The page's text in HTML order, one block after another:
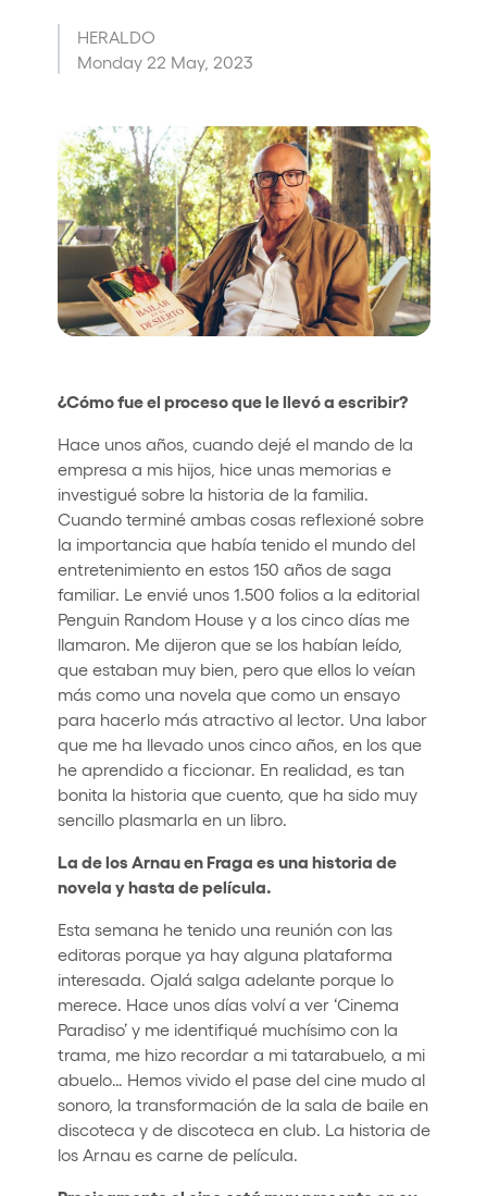
Who we are
Do you want to work with us?
Follow us on tiktok
Follow us on facebook
Follow us on instagram
Follow us on twitter
Follow us on linkedin
Follow us on youtube
Cookies Notice
Legal Notice
HERALDO
Monday 22 May, 2023
¿Cómo fue el proceso que le llevó a escribir?
Hace unos años, cuando dejé el mando de la
empresa a mis hijos, hice unas memorias e
investigué sobre la historia de la familia.
Cuando terminé ambas cosas reflexioné sobre
la importancia que había tenido el mundo del
entretenimiento en estos 150 años de saga
familiar. Le envié unos 1.500 folios a la editorial
Penguin Random House y a los cinco días me
llamaron. Me dijeron que se los habían leído,
que estaban muy bien, pero que ellos lo veían
más como una novela que como un ensayo
para hacerlo más atractivo al lector. Una labor
que me ha llevado unos cinco años, en los que
he aprendido a ficcionar. En realidad, es tan
bonita la historia que cuento, que ha sido muy
sencillo plasmarla en un libro.
La de los Arnau en Fraga es una historia de
novela y hasta de película.
Esta semana he tenido una reunión con las
editoras porque ya hay alguna plataforma
interesada. Ojalá salga adelante porque lo
merece. Hace unos días volví a ver ‘Cinema
Paradiso’ y me identifiqué muchísimo con la
trama, me hizo recordar a mi tatarabuelo, a mi
abuelo… Hemos vivido el pase del cine mudo al
sonoro, la transformación de la sala de baile en
discoteca y de discoteca en club. La historia de
los Arnau es carne de película.